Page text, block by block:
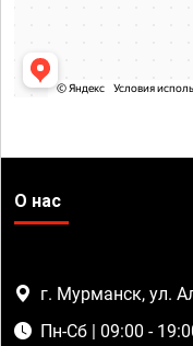
О нас
г. Мурманск, ул.
Пн-Сб | 09:00 -